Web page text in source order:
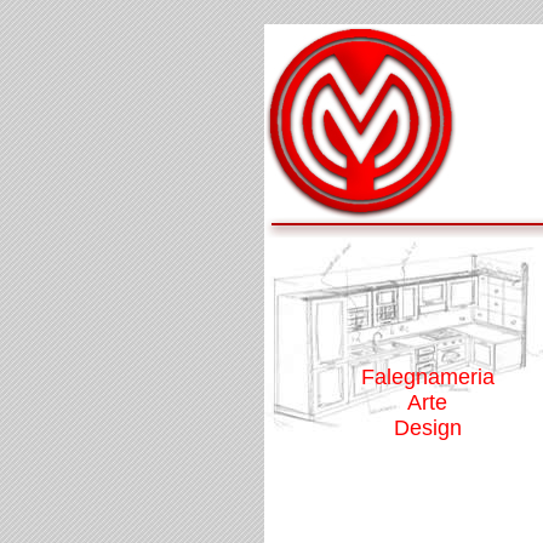
Falegnameria
Arte
Design